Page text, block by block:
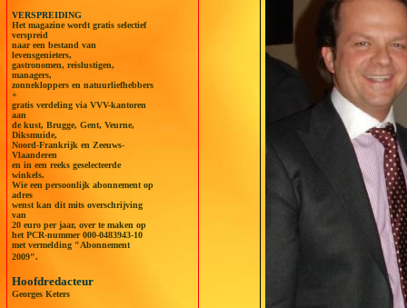
VERSPREIDING
Het magazine wordt gratis selectief
verspreid
naar een bestand van
levensgenieters,
gastronomen, reislustigen,
managers,
zonnekloppers en natuurliefhebbers
+
gratis verdeling via VVV-kantoren
aan
de kust, Brugge, Gent, Veurne,
Diksmuide,
Noord-Frankrijk en Zeeuws-
Vlaanderen
en in een reeks geselecteerde
winkels.
Wie een persoonlijk abonnement op
adres
wenst kan dit mits overschrijving
van
20 euro per jaar, over te maken op
het PCR-nummer 000-0483943-10
met vermelding "Abonnement
2009".
Hoofdredacteur
Georges Keters